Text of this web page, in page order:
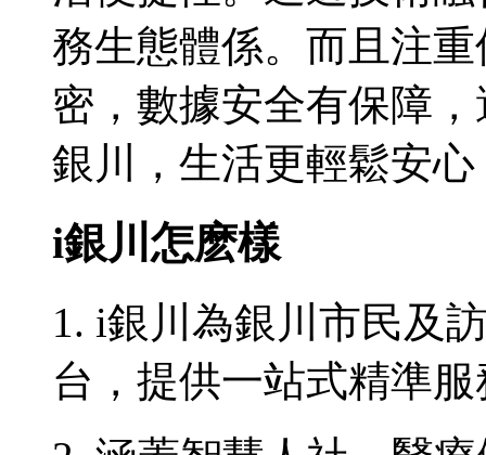
務生態體係。而且注
密，數據安全有保障
銀川，生活更輕鬆安
i銀川怎麽樣
1. i銀川為銀川市民及
台，提供一站式精準